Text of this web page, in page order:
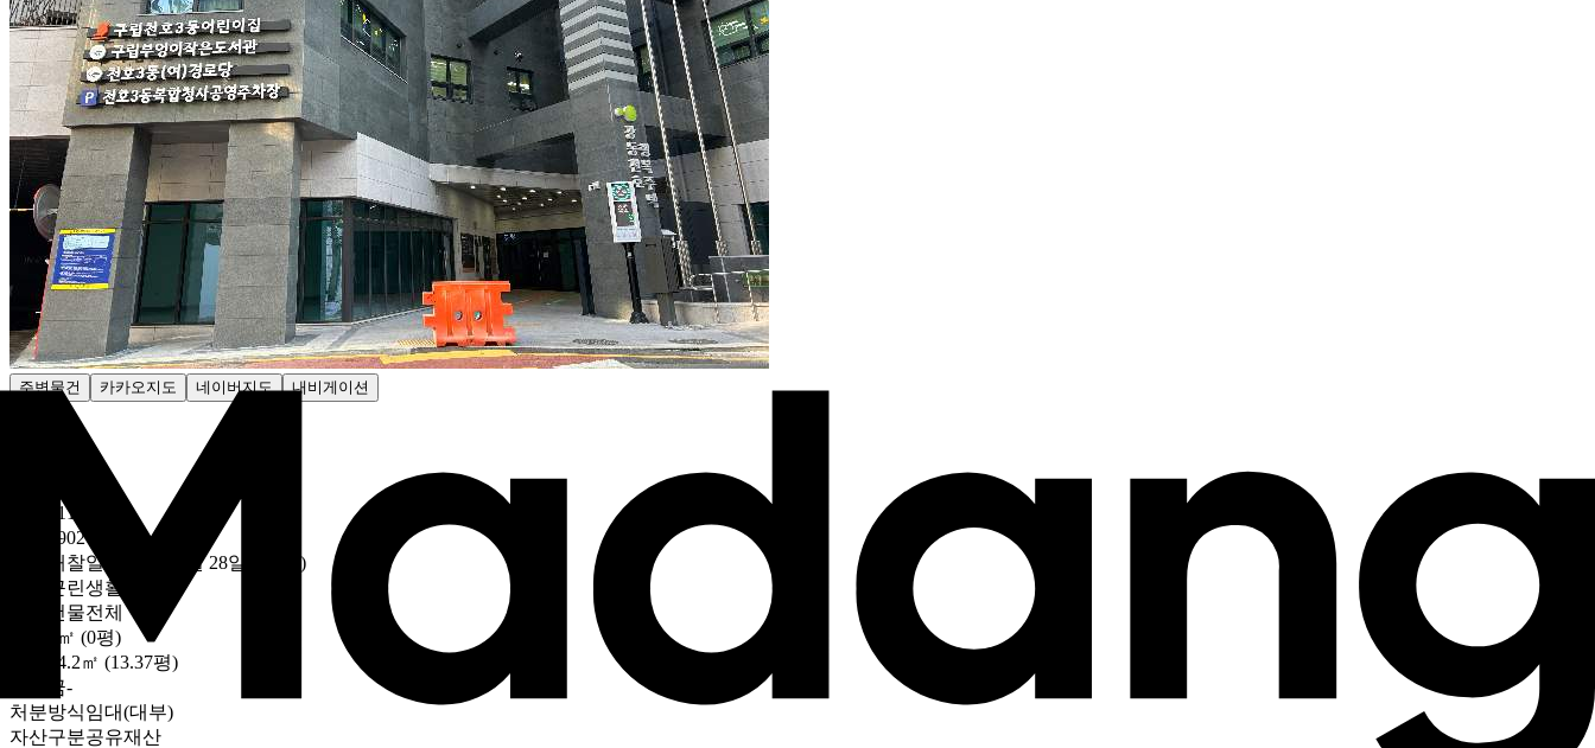
주변물건 카카오지도 네이버지도 내비게이션
695만1100원
51만9902원/평
개찰일
2025년 07월 28일 (10:00)
근린생활시설
건물전체
0㎡ (0평)
44.2㎡ (13.37평)
보증금-
처분방식임대(대부)
자산구분공유재산